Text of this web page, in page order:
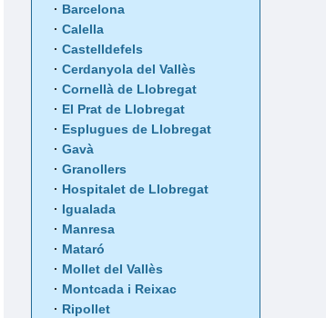
Barcelona
Calella
Castelldefels
Cerdanyola del Vallès
Cornellà de Llobregat
El Prat de Llobregat
Esplugues de Llobregat
Gavà
Granollers
Hospitalet de Llobregat
Igualada
Manresa
Mataró
Mollet del Vallès
Montcada i Reixac
Ripollet